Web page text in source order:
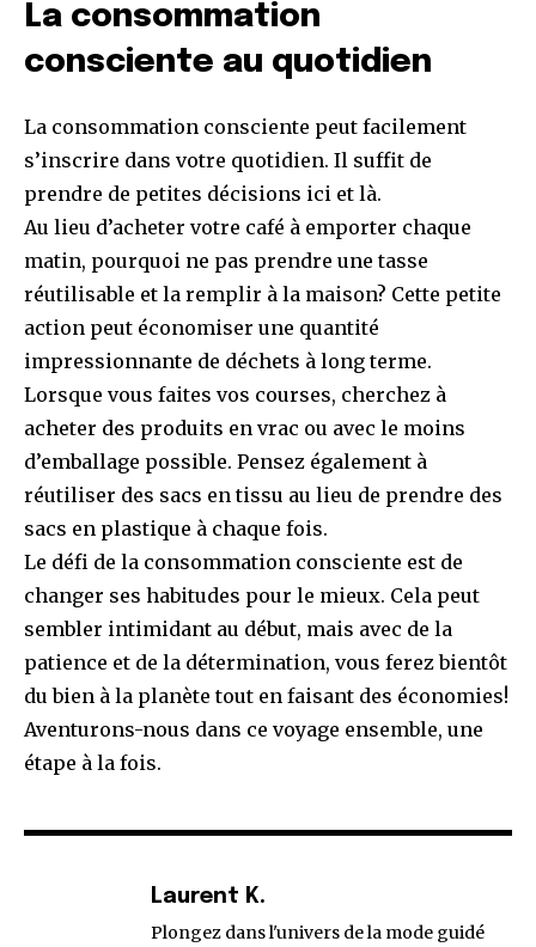
La consommation
consciente au quotidien
La consommation consciente peut facilement
s’inscrire dans votre quotidien. Il suffit de
prendre de petites décisions ici et là.
Au lieu d’acheter votre café à emporter chaque
matin, pourquoi ne pas prendre une tasse
réutilisable et la remplir à la maison? Cette petite
action peut économiser une quantité
impressionnante de déchets à long terme.
Lorsque vous faites vos courses, cherchez à
acheter des produits en vrac ou avec le moins
d’emballage possible. Pensez également à
réutiliser des sacs en tissu au lieu de prendre des
sacs en plastique à chaque fois.
Le défi de la consommation consciente est de
changer ses habitudes pour le mieux. Cela peut
sembler intimidant au début, mais avec de la
patience et de la détermination, vous ferez bientôt
du bien à la planète tout en faisant des économies!
Aventurons-nous dans ce voyage ensemble, une
étape à la fois.
Laurent K.
Plongez dans l'univers de la mode guidé